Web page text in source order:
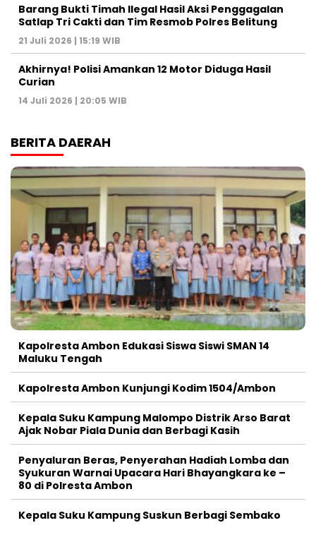
Barang Bukti Timah Ilegal Hasil Aksi Penggagalan
Satlap Tri Cakti dan Tim Resmob Polres Belitung
21 Juli 2026 | 15:19 WIB
Akhirnya! Polisi Amankan 12 Motor Diduga Hasil
Curian
14 Juli 2026 | 20:05 WIB
BERITA DAERAH
Kapolresta Ambon Edukasi Siswa Siswi SMAN 14
Maluku Tengah
Kapolresta Ambon Kunjungi Kodim 1504/Ambon
Kepala Suku Kampung Malompo Distrik Arso Barat
Ajak Nobar Piala Dunia dan Berbagi Kasih
Penyaluran Beras, Penyerahan Hadiah Lomba dan
Syukuran Warnai Upacara Hari Bhayangkara ke –
80 di Polresta Ambon
Kepala Suku Kampung Suskun Berbagi Sembako